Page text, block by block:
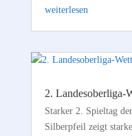
weiterlesen
2. Landesoberliga-
Starker 2. Spieltag
Silberpfeil zeigt